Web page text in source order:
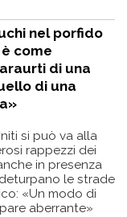
nel porfido
come
di una
di una
si può va alla
rappezzi dei
in presenza
le strade
«Un modo di
aberrante»